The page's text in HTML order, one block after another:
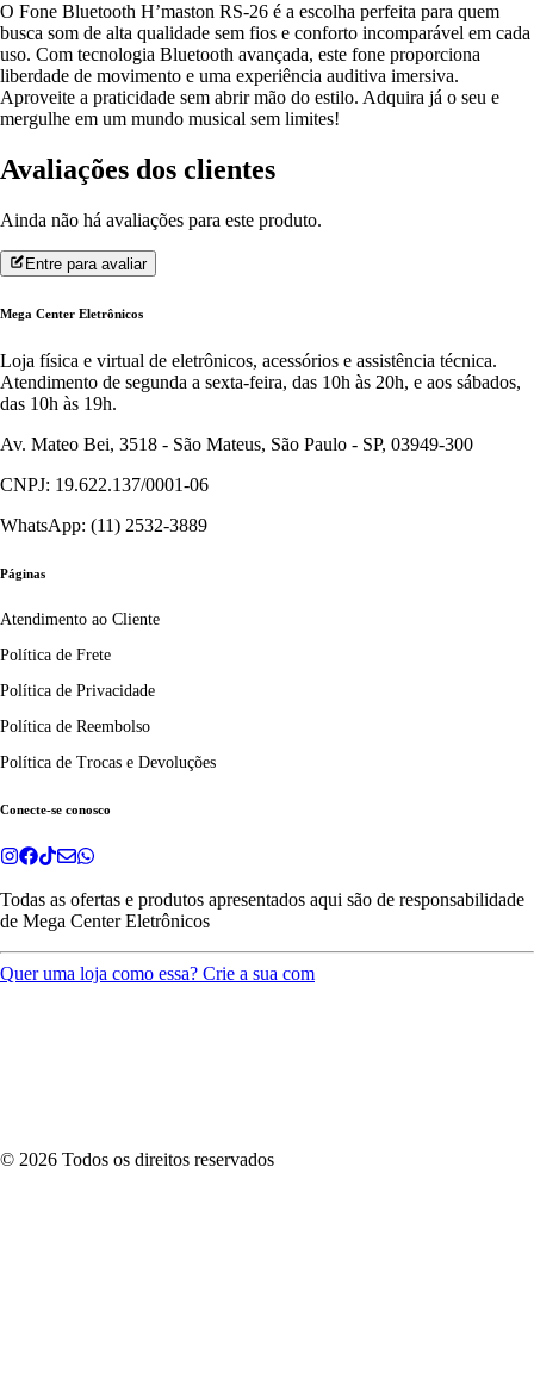
O Fone Bluetooth H’maston RS-26 é a escolha perfeita para quem
busca som de alta qualidade sem fios e conforto incomparável em cada
uso. Com tecnologia Bluetooth avançada, este fone proporciona
liberdade de movimento e uma experiência auditiva imersiva.
Aproveite a praticidade sem abrir mão do estilo. Adquira já o seu e
mergulhe em um mundo musical sem limites!
Avaliações dos clientes
Ainda não há avaliações para este produto.
Entre para avaliar
Mega Center Eletrônicos
Loja física e virtual de eletrônicos, acessórios e assistência técnica.
Atendimento de segunda a sexta-feira, das 10h às 20h, e aos sábados,
das 10h às 19h.
Av. Mateo Bei, 3518 - São Mateus, São Paulo - SP, 03949-300
CNPJ: 19.622.137/0001-06
WhatsApp: (11) 2532-3889
Páginas
Atendimento ao Cliente
Política de Frete
Política de Privacidade
Política de Reembolso
Política de Trocas e Devoluções
Conecte-se conosco
Todas as ofertas e produtos apresentados aqui são de responsabilidade
de Mega Center Eletrônicos
Quer uma loja como essa? Crie a sua com
© 2026 Todos os direitos reservados